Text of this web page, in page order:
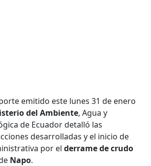
emitido este lunes 31 de enero
del Ambiente, Agua y
de Ecuador detalló las
desarrolladas y el inicio de
por elderrame de crudo
Napo.